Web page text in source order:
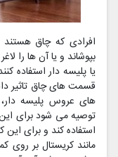
افرادی که چاق
بپوشاند و یا آن ها را
یا پلیسه دار استفاده
قسمت های چاق تاثیر
های عروس پلیسه
توصیه می شود برای این
استفاده کند و برای این
مانند کریستال بر روی